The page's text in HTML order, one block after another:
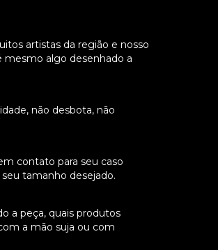
artistas da região e nosso
mesmo algo desenhado a
não desbota, não
contato para seu caso
tamanho desejado.
a peça, quais produtos
a mão suja ou com